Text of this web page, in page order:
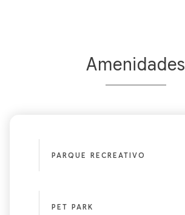
Amenidades
PARQUE RECREATIVO
PET PARK